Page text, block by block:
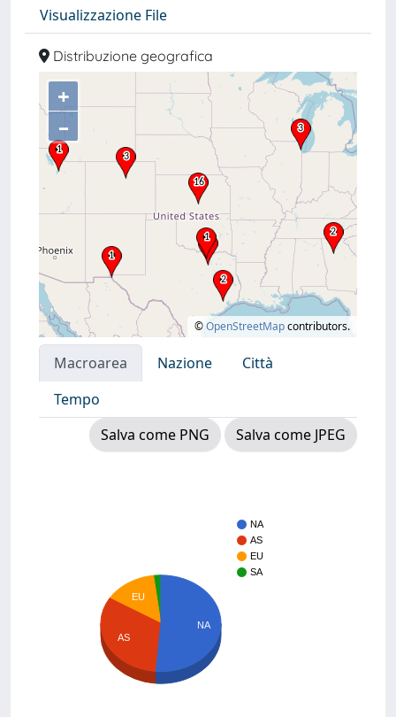
Visualizzazione File
Distribuzione geografica
+
–
©OpenStreetMapcontributors.
Macroarea Nazione
Città
Tempo
Salva come PNG
Salva come JPEG
NA
AS
EU
SA
EU
AS
NA